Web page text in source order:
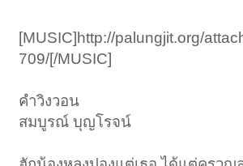
[MUSIC]http://palungjit.org/
709/[/MUSIC]
คำวิงวอน
สมบูรณ์ บุญโรจน์